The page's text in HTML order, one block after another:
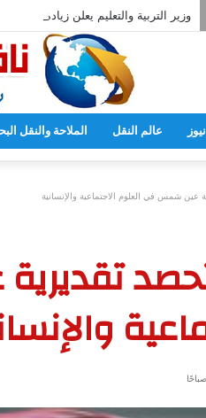
وزير التربية والتعليم يعلن زيادة عدد
عالم النقل الملاحة والنقل
عين شمس في العلوم الاجتماعية والإنسانية